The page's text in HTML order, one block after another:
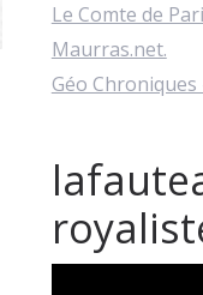
Le Comte de
Maurras.net.
Géo